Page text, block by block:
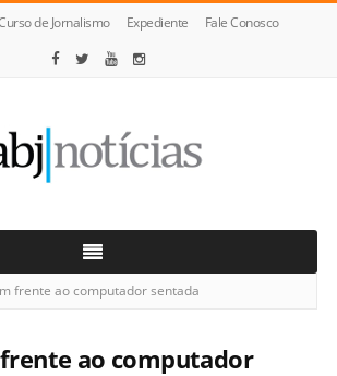
de Jornalismo Expediente Fale Conosco
frente ao computador sentada
ao computador